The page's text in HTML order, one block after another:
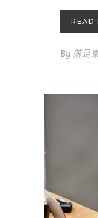
READ
By 落足